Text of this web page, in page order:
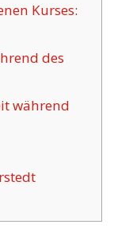
Kurses:
des
während